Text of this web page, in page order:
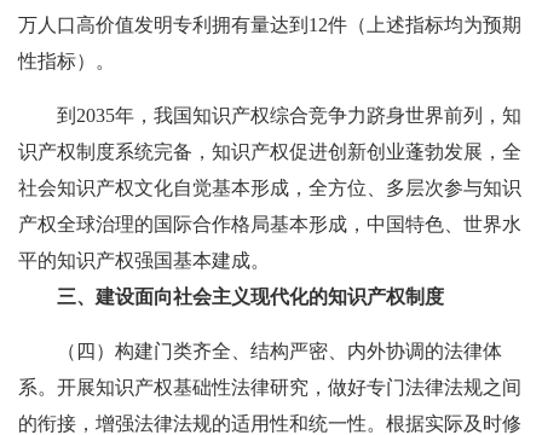
万人口高价值发明专利拥有量达到12件（上述指标均为预期
性指标）。
到2035年，我国知识产权综合竞争力跻身世界前列，知
识产权制度系统完备，知识产权促进创新创业蓬勃发展，全
社会知识产权文化自觉基本形成，全方位、多层次参与知识
产权全球治理的国际合作格局基本形成，中国特色、世界水
平的知识产权强国基本建成。
三、建设面向社会主义现代化的知识产权制度
（四）构建门类齐全、结构严密、内外协调的法律体
系。开展知识产权基础性法律研究，做好专门法律法规之间
的衔接，增强法律法规的适用性和统一性。根据实际及时修